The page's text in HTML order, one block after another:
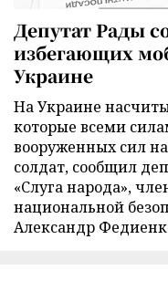
Депутат Рады
избегающих
Украине
На Украине
которые всеми
вооруженных сил
солдат, сообщил
«Слуга народа»,
национальной
Александр